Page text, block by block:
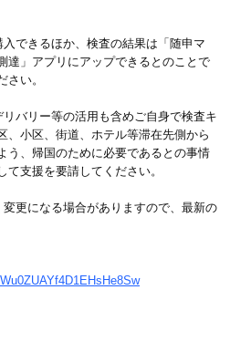
できるほか、検査の結果は「随申マ
達」アプリにアップできるとのことで
い。
バリー等の活用も含めご自身で検査キ
、小区、街道、ホテル等滞在先側から
う、帰国のために必要であるとの事情
支援を要請してください。
更になる場合がありますので、最新の